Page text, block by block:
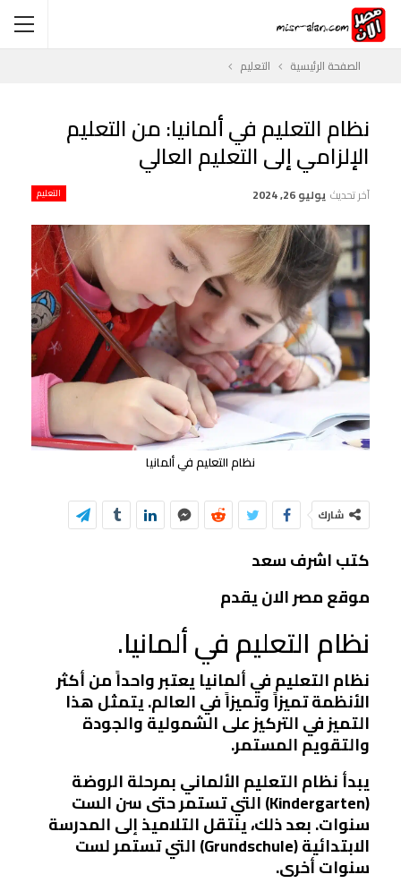
الصفحة الرئيسية التعليم
نظام التعليم في ألمانيا: من التعليم
الإلزامي إلى التعليم العالي
التعليم آخر تحديث يوليو 26, 2024
نظام التعليم في ألمانيا
شارك
كتب اشرف سعد
موقع مصر الان يقدم
نظام التعليم في ألمانيا.
نظام التعليم في ألمانيا يعتبر واحداً من أكثر
الأنظمة تميزاً وتميزاً في العالم. يتمثل هذا
التميز في التركيز على الشمولية والجودة
والتقويم المستمر.
يبدأ نظام التعليم الألماني بمرحلة الروضة
(Kindergarten) التي تستمر حتى سن الست
سنوات. بعد ذلك، ينتقل التلاميذ إلى المدرسة
الابتدائية (Grundschule) التي تستمر لست
سنوات أخرى.